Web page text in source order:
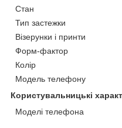
Стан
Тип застежки
Візерунки і принти
Форм-фактор
Колір
Модель телефону
Користувальницькі
Моделі телефона